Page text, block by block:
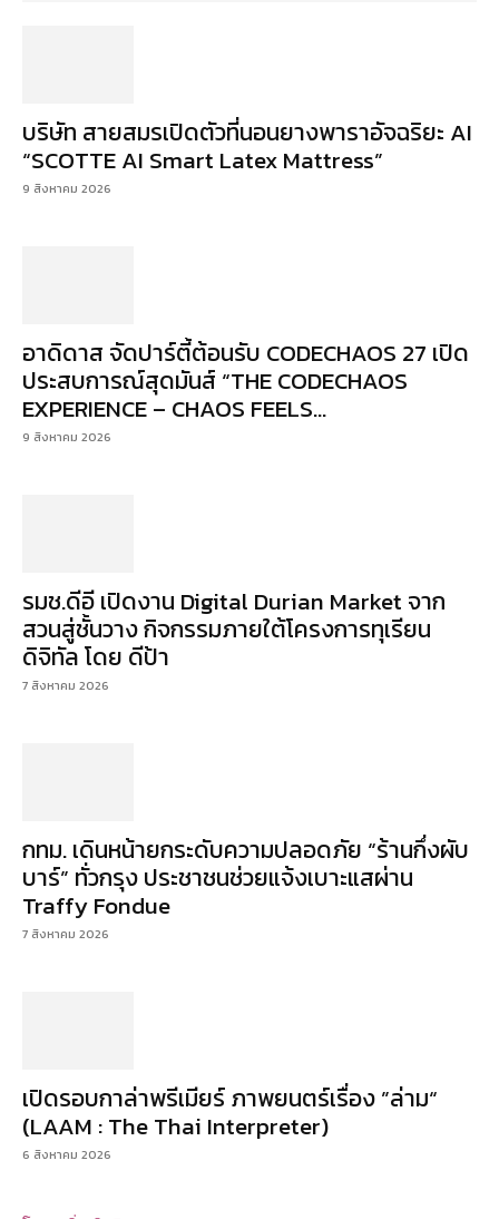
บริษัท สายสมรเปิดตัวที่นอนยางพาราอัจฉริยะ AI
“SCOTTE AI Smart Latex Mattress”
9 สิงหาคม 2026
อาดิดาส จัดปาร์ตี้ต้อนรับ CODECHAOS 27 เปิด
ประสบการณ์สุดมันส์ “THE CODECHAOS
EXPERIENCE – CHAOS FEELS...
9 สิงหาคม 2026
รมช.ดีอี เปิดงาน Digital Durian Market จาก
สวนสู่ชั้นวาง กิจกรรมภายใต้โครงการทุเรียน
ดิจิทัล โดย ดีป้า
7 สิงหาคม 2026
กทม. เดินหน้ายกระดับความปลอดภัย “ร้านกึ่งผับ
บาร์” ทั่วกรุง ประชาชนช่วยแจ้งเบาะแสผ่าน
Traffy Fondue
7 สิงหาคม 2026
เปิดรอบกาล่าพรีเมียร์ ภาพยนตร์เรื่อง ”ล่าม“
(LAAM : The Thai Interpreter)
6 สิงหาคม 2026